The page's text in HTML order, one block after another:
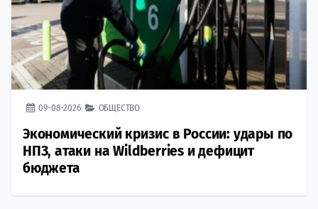
09-08-2026 ОБЩЕСТВО
Экономический кризис в России: удары по
НПЗ, атаки на Wildberries и дефицит
бюджета